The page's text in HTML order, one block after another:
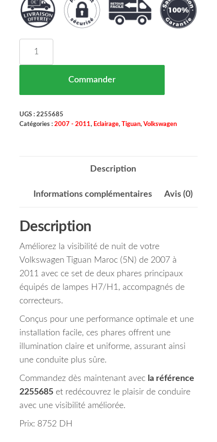
Commander
UGS : 2255685
Catégories : 2007 - 2011, Eclairage, Tiguan, Volkswagen
Description
Informations complémentaires Avis (0)
Description
Améliorez la visibilité de nuit de votre
Volkswagen Tiguan Maroc (5N) de 2007 à
2011 avec ce set de deux phares principaux
équipés de lampes H7/H1, accompagnés de
correcteurs.
Conçus pour une performance optimale et une
installation facile, ces phares offrent une
illumination claire et uniforme, assurant ainsi
une conduite plus sûre.
Commandez dès maintenant avec la référence
2255685 et redécouvrez le plaisir de conduire
avec une visibilité améliorée.
Prix: 8752 DH